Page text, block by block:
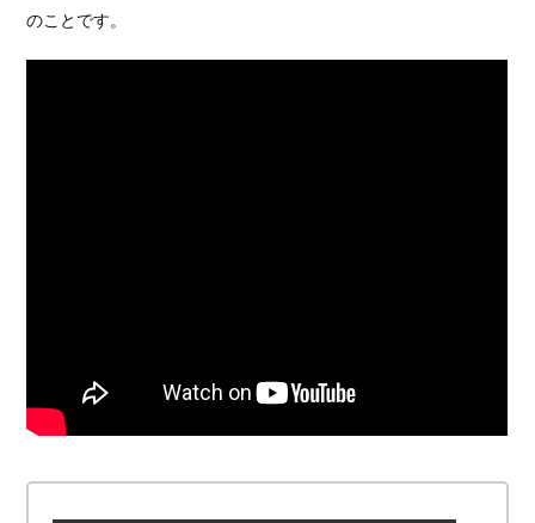
のことです。